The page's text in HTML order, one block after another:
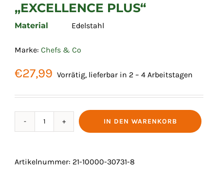
„EXCELLENCE PLUS“
Material Edelstahl
Marke: Chefs & Co
€27,99 Vorrätig, lieferbar in 2 – 4 Arbeitstagen
DECKELÖFFNER
IN DEN WARENKORB
Artikelnummer: 21-10000-30731-8